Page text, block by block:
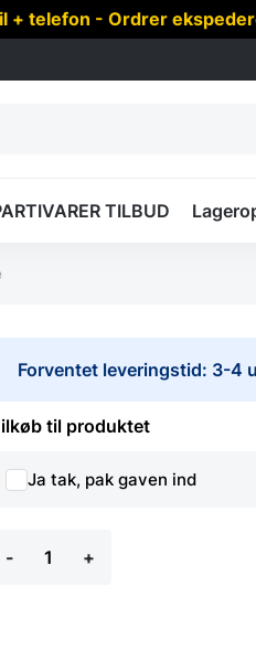
+ telefon - Ordrer
TILBUD
Forventet leveringstid: 3-4
til produktet
Ja tak, pak gaven ind
- +